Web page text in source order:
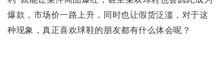
爆款，市场价一路上升，同时也让假货泛滥，对于这
种现象，真正喜欢球鞋的朋友都有什么体会呢？